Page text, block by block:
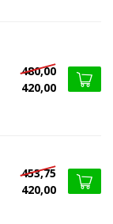
480,00
420,00
453,75
420,00